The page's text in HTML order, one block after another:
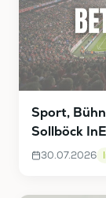
Sport,
Sollböck
30.07.2026